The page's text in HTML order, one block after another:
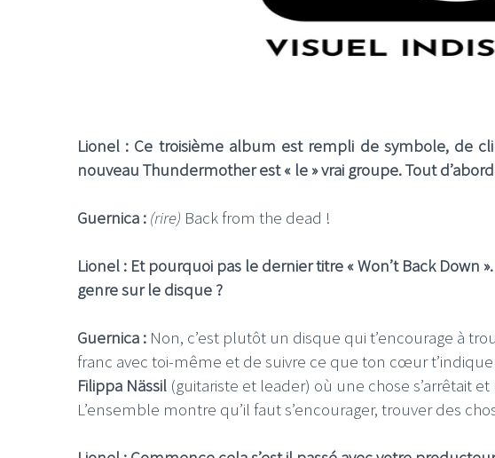
Lionel : Ce troisième album est rempli de symbole, de
nouveau Thundermother est « le » vrai groupe. Tout
Guernica : (rire) Back from the dead !
Lionel : Et pourquoi pas le dernier titre « Won’t Back Down
genre sur le disque ?
Guernica : Non, c’est plutôt un disque qui t’encourage à
franc avec toi-même et de suivre ce que ton cœur
Filippa Nässil (guitariste et leader) où une chose s’arrêtait
L’ensemble montre qu’il faut s’encourager, trouver des